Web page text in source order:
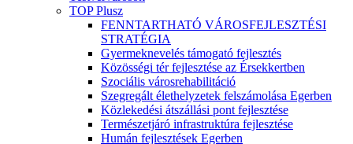
TOP Plusz
FENNTARTHATÓ VÁROSFEJLESZTÉSI
STRATÉGIA
Gyermeknevelés támogató fejlesztés
Közösségi tér fejlesztése az Érsekkertben
Szociális városrehabilitáció
Szegregált élethelyzetek felszámolása Egerben
Közlekedési átszállási pont fejlesztése
Természetjáró infrastruktúra fejlesztése
Humán fejlesztések Egerben